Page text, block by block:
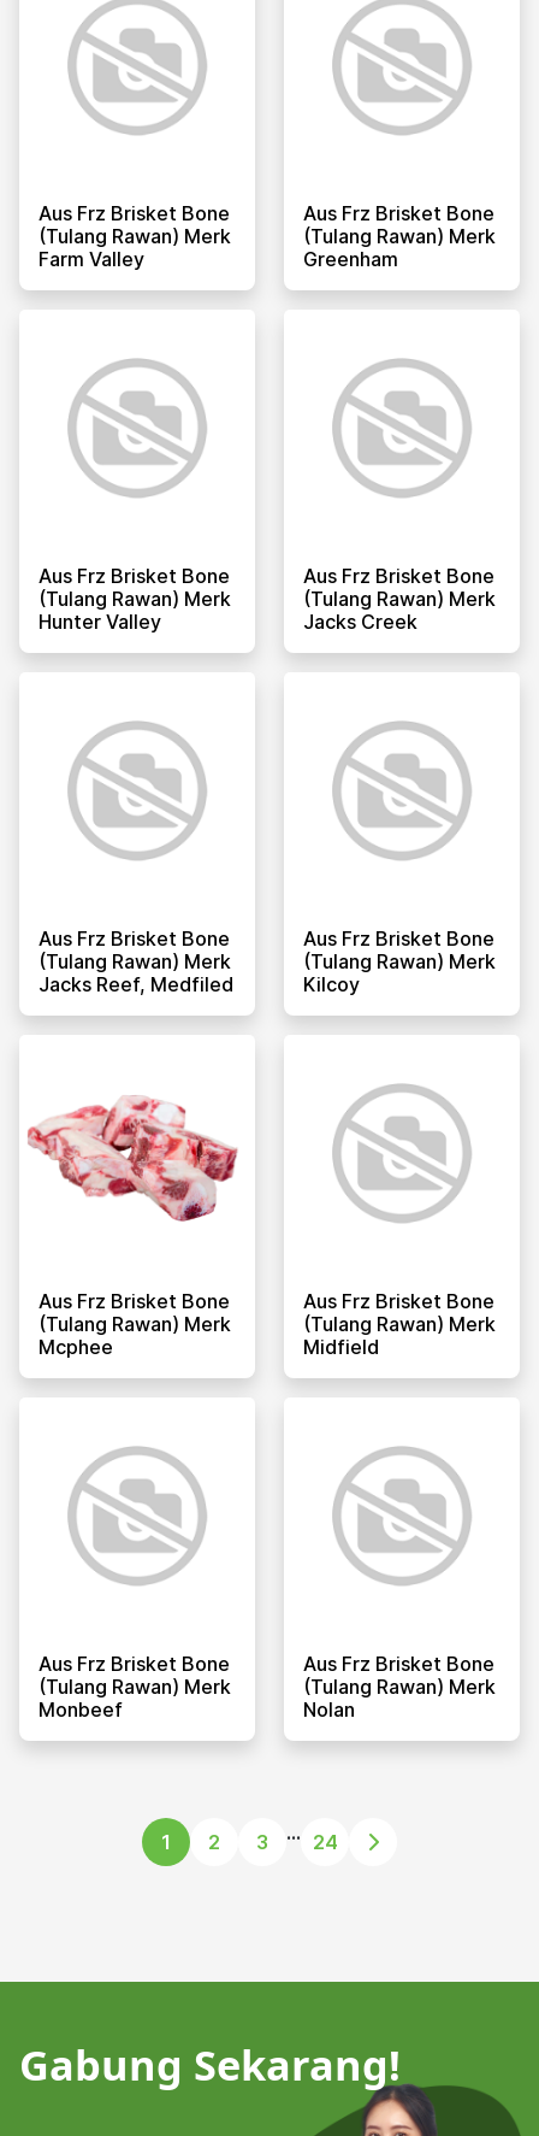
Aus Frz Brisket Bone
(tulang Rawan) Merk
Farm Valley
Aus Frz Brisket Bone
(tulang Rawan) Merk
Greenham
Aus Frz Brisket Bone
(tulang Rawan) Merk
Hunter Valley
Aus Frz Brisket Bone
(tulang Rawan) Merk
Jacks Creek
Aus Frz Brisket Bone
(tulang Rawan) Merk
Jacks Reef, Medfiled
Aus Frz Brisket Bone
(tulang Rawan) Merk
Kilcoy
Aus Frz Brisket Bone
(tulang Rawan) Merk
Mcphee
Aus Frz Brisket Bone
(tulang Rawan) Merk
Midfield
Aus Frz Brisket Bone
(tulang Rawan) Merk
Monbeef
Aus Frz Brisket Bone
(tulang Rawan) Merk
Nolan
1 2 3 ... 24
Gabung Sekarang!